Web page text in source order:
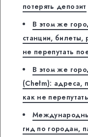
потерять депозит
В этом же
станции, билеты,
не перепутать
В этом же
(Chełm): адреса,
как не
гид по городам,